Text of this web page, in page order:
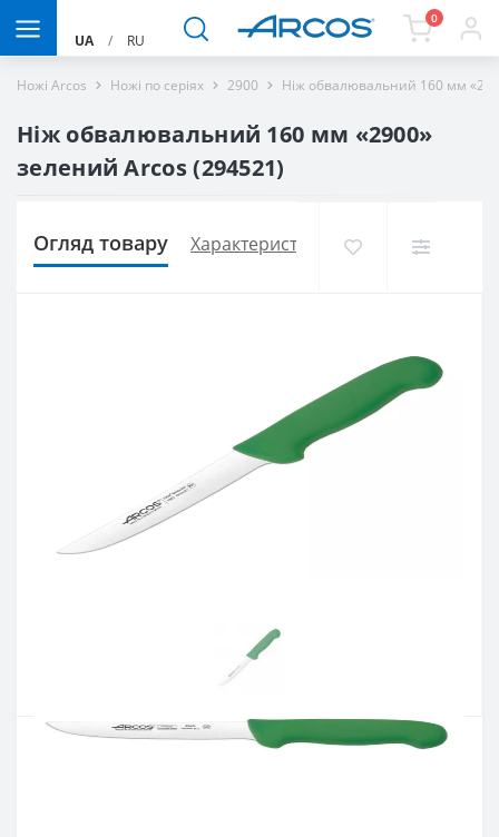
UA / RU
0
Ножі Arcos Ножі по серіях 2900 Ніж обвалювальний 160 мм
Ніж обвалювальний 160 мм «2900»
зелений Arcos (294521)
Огляд товару Характеристики Доставка і